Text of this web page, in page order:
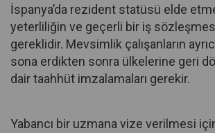
İspanya’da rezident statüsü elde
yeterliliğin ve geçerli bir iş
gereklidir. Mevsimlik çalışanların
sona erdikten sonra ülkelerine geri
dair taahhüt imzalamaları gerekir.
Yabancı bir uzmana vize verilmesi